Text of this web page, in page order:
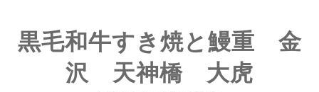
黒毛和牛すき焼と鰻重 金
沢 天神橋 大虎